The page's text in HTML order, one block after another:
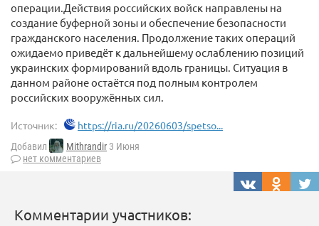
операции.Действия российских войск направлены на
создание буферной зоны и обеспечение безопасности
гражданского населения. Продолжение таких операций
ожидаемо приведёт к дальнейшему ослаблению позиций
украинских формирований вдоль границы. Ситуация в
данном районе остаётся под полным контролем
российских вооружённых сил.
Источник: https://ria.ru/20260603/spetso...
Добавил Mithrandir 3 Июня
нет комментариев
Комментарии участников: